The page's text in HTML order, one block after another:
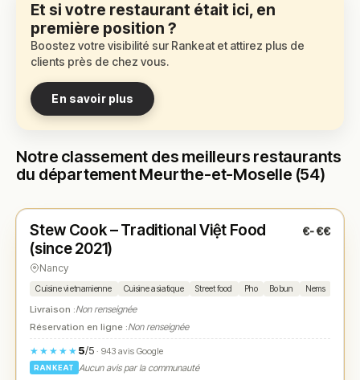
Et si votre restaurant était ici, en
première position ?
Boostez votre visibilité sur Rankeat et attirez plus de
clients près de chez vous.
En savoir plus
Notre classement des meilleurs restaurants
du département Meurthe-et-Moselle (54)
★ N° 1
Stew Cook – Traditional Việt Food
(since 2021)
€-€€
Nancy
Cuisine vietnamienne Cuisine asiatique Street food Pho Bo bun Nems
Livraison :Non renseignée
Réservation en ligne :Non renseignée
★★★★★ 5/5· 943 avis Google
RANKEAT
Aucun avis par la communauté